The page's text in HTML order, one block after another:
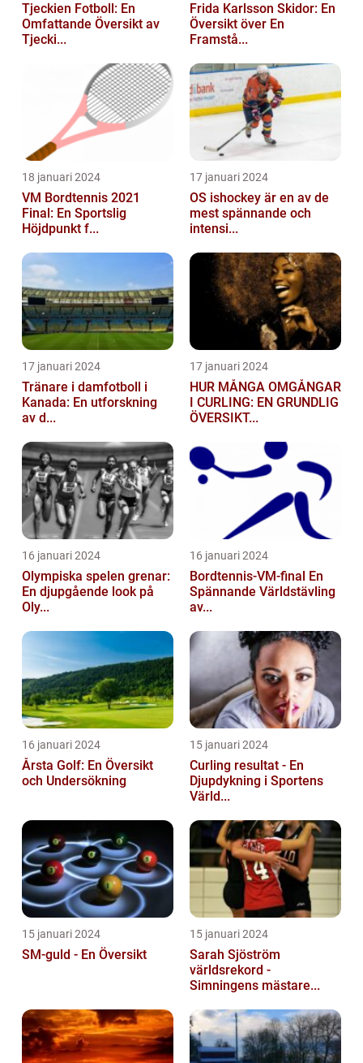
Tjeckien Fotboll: En
Omfattande Översikt av
Tjecki...
Frida Karlsson Skidor: En
Översikt över En
Framstå...
18 januari 2024
VM Bordtennis 2021
Final: En Sportslig
Höjdpunkt f...
17 januari 2024
OS ishockey är en av de
mest spännande och
intensi...
17 januari 2024
Tränare i damfotboll i
Kanada: En utforskning
av d...
17 januari 2024
HUR MÅNGA OMGÅNGAR
I CURLING: EN GRUNDLIG
ÖVERSIKT...
16 januari 2024
Olympiska spelen grenar:
En djupgående look på
Oly...
16 januari 2024
Bordtennis-VM-final En
Spännande Världstävling
av...
16 januari 2024
Årsta Golf: En Översikt
och Undersökning
15 januari 2024
Curling resultat - En
Djupdykning i Sportens
Värld...
15 januari 2024
SM-guld - En Översikt
15 januari 2024
Sarah Sjöström
världsrekord -
Simningens mästare...